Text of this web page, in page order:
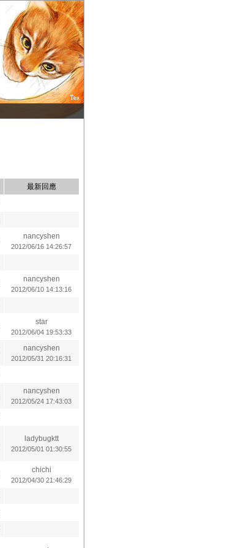
最新回應
nancyshen
2012/06/16 14:26:57
nancyshen
2012/06/10 14:13:16
star
2012/06/04 19:53:33
nancyshen
2012/05/31 20:16:31
nancyshen
2012/05/24 17:43:03
ladybugktt
2012/05/01 01:30:55
chichi
2012/04/30 21:46:29